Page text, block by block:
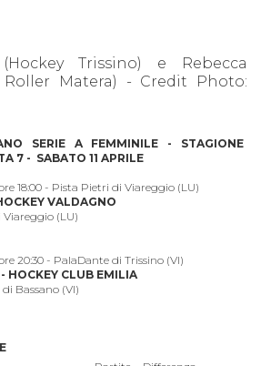
Trissino) e Rebecca
Roller Matera) - Credit Photo:
SERIE A FEMMINILE - STAGIONE
7 - SABATO 11 APRILE
18:00 - Pista Pietri di Viareggio (LU)
VALDAGNO
(LU)
20:30 - PalaDante di Trissino (VI)
HOCKEY CLUB EMILIA
Bassano (VI)